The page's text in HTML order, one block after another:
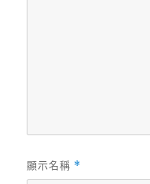
顯示名稱 *